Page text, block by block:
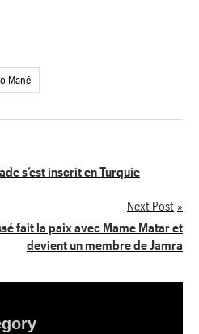
Mané
s’est inscrit en Turquie
Next Post
fait la paix avec Mame Matar et
devient un membre de Jamra